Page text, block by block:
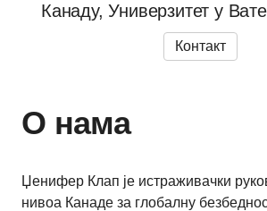
Канаду, Универзитет у
Контакт
О нама
Џенифер Клап је истраживачки
нивоа Канаде за глобалну